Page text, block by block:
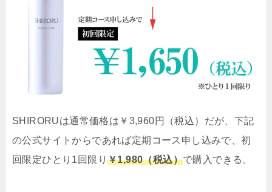
SHIRORUは通常価格は￥3,960円（税込）だが、下記
の公式サイトからであれば定期コース申し込みで、初
回限定ひとり1回限り ￥1,980（税込）で購入できる。